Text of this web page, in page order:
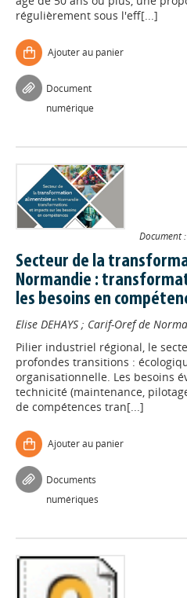
régulièrement sous l'eff[...]
Ajouter au panier
Document
numérique
Document
Secteur de la
Normandie :
les besoins en
Elise DEHAYS ; Carif-Oref de
Pilier industriel régional, le
profondes transitions :
organisationnelle. Les besoins
technicité (maintenance,
de compétences tran[...]
Ajouter au panier
Documents
numériques